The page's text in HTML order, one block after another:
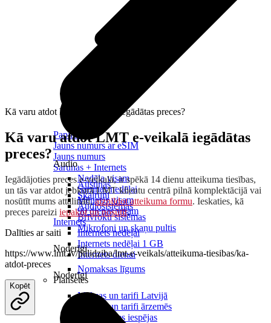
Papildināt
Jauns numurs ar eSIM
Jauns numurs
Sarunas + Internets
Nedēļa visam
Sarunas nedēļai
Mēnesis visam
90 dienas visam
Internets
Internets nedēļai
Internets nedēļai 1 GB
Internets dienai
Noderīgi
Maksas un tarifi Latvijā
Maksas un tarifi ārzemēs
LMT Kartes iespējas
Audio
Austiņas
Skaļruņi
Audiosistēmas
Brīvroku sistēmas
Mikrofoni un skaņu pultis
Noderīgi
Nomaksas līgums
Planšetes
Kā varu atdot LMT e-veikalā iegādātas preces?
Kā varu atdot LMT e-veikalā iegādātas
preces?
Iegādājoties preces e-veikalā, ir spēkā 14 dienu atteikuma tiesības,
un tās var atdot jebkurā LMT klientu centrā pilnā komplektācijā vai
nosūtīt mums attālināti,aizpildot atteikuma formu. Ieskaties, kā
preces pareizi iepakot un nosūtīt.
Dalīties ar saiti
https://www.lmt.lv/palidziba/lmt-e-veikals/atteikuma-tiesibas/ka-
atdot-preces
Kopēt